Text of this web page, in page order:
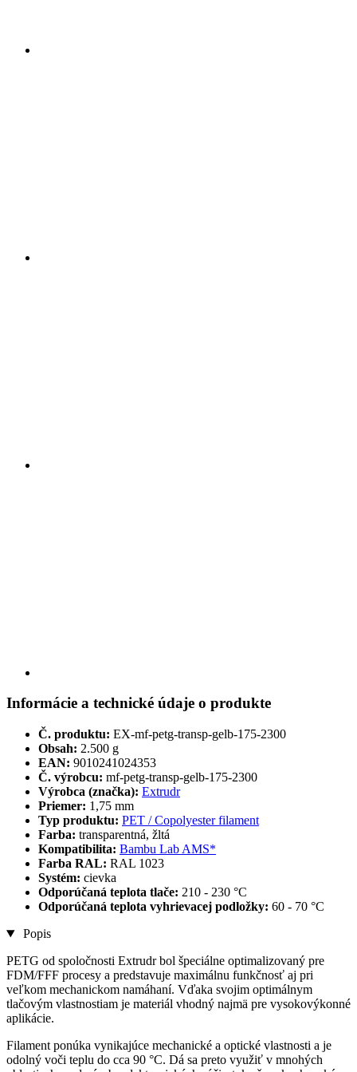
Informácie a technické údaje o produkte
Č. produktu: EX-mf-petg-transp-gelb-175-2300
Obsah: 2.500 g
EAN: 9010241024353
Č. výrobcu: mf-petg-transp-gelb-175-2300
Výrobca (značka): Extrudr
Priemer: 1,75 mm
Typ produktu: PET / Copolyester filament
Farba: transparentná, žltá
Kompatibilita: Bambu Lab AMS*
Farba RAL: RAL 1023
Systém: cievka
Odporúčaná teplota tlače: 210 - 230 °C
Odporúčaná teplota vyhrievacej podložky: 60 - 70 °C
Popis
PETG od spoločnosti Extrudr bol špeciálne optimalizovaný pre
FDM/FFF procesy a predstavuje maximálnu funkčnosť aj pri
veľkom mechanickom namáhaní. Vďaka svojim optimálnym
tlačovým vlastnostiam je materiál vhodný najmä pre vysokovýkonné
aplikácie.
Filament ponúka vynikajúce mechanické a optické vlastnosti a je
odolný voči teplu do cca 90 °C. Dá sa preto využiť v mnohých